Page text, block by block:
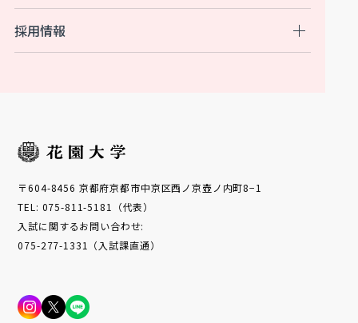
採用情報
〒604-8456 京都府京都市中京区西ノ京壺ノ内町8−1
TEL: 075-811-5181（代表）
入試に関するお問い合わせ:
075-277-1331（入試課直通）